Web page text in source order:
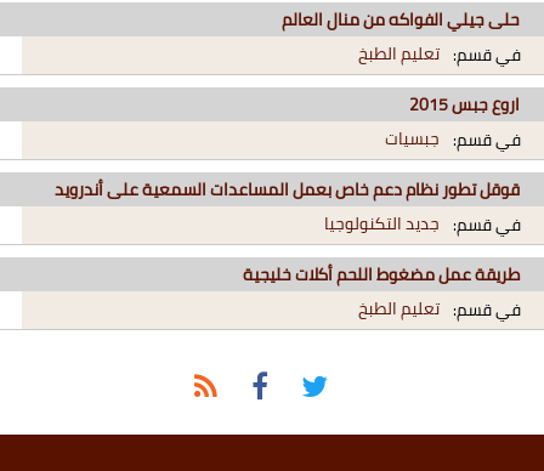
حلى جيلي الفواكه من منال العالم
في قسم: تعليم الطبخ
اروع جبس 2015
في قسم: جبسيات
قوقل تطور نظام دعم خاص بعمل المساعدات السمعية على أندرويد
في قسم: جديد التكنولوجيا
طريقة عمل مضغوط اللحم أكلات خليجية
في قسم: تعليم الطبخ